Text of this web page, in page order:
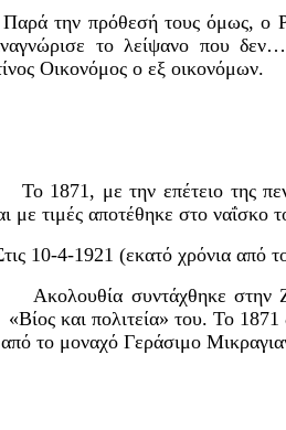
Παρά την πρόθεσή τους όμως, ο
το λείψανο που δεν…
Οικονόμος ο εξ οικονόμων.
Το 1871, με την επέτειο της
με τιμές αποτέθηκε στο ναΐσκο
10-4-1921 (εκατό χρόνια από
Ακολουθία συντάχθηκε στην
και πολιτεία» του. Το 1871
από το μοναχό Γεράσιμο Μι